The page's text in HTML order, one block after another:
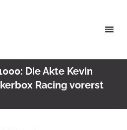
Die Akte Kevin
Racing vorerst